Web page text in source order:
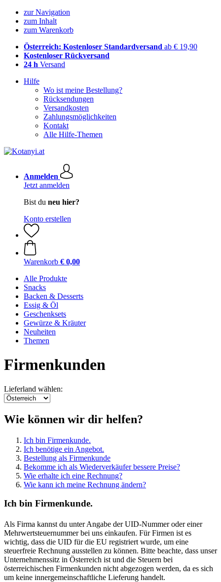
zur Navigation
zum Inhalt
zum Warenkorb
Österreich: Kostenloser Standardversand ab € 19,90
Kostenloser Rückversand
24 h Versand
Hilfe
Wo ist meine Bestellung?
Rücksendungen
Versandkosten
Zahlungsmöglichkeiten
Kontakt
Alle Hilfe-Themen
Anmelden
Jetzt anmelden
Bist du neu hier?
Konto erstellen
Warenkorb € 0,00
Alle Produkte
Snacks
Backen & Desserts
Essig & Öl
Geschenksets
Gewürze & Kräuter
Neuheiten
Themen
Firmenkunden
Lieferland wählen:
Wie können wir dir helfen?
Ich bin Firmenkunde.
Ich benötige ein Angebot.
Bestellung als Firmenkunde
Bekomme ich als Wiederverkäufer bessere Preise?
Wie erhalte ich eine Rechnung?
Wie kann ich meine Rechnung ändern?
Ich bin Firmenkunde.
Als Firma kannst du unter Angabe der UID-Nummer oder einer
Mehrwertsteuernummer bei uns einkaufen. Für Firmen ist es
wichtig, dass die UID für die EU registriert wurde, um eine
steuerfreie Rechnung ausstellen zu können. Bitte beachte, dass unser
Unternehmenssitz in Österreich ist und die Steuern bei
österreichischen Firmenkunden nicht abgezogen werden, da es sich
um keine innergemeinschaftliche Lieferung handelt.